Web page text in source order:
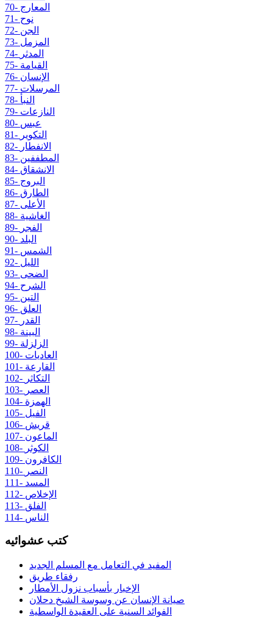
70- المعارج
71- نوح
72- الجن
73- المزمل
74- المدثر
75- القيامة
76- الإنسان
77- المرسلات
78- النبأ
79- النازعات
80- عبس
81- التكوير
82- الانفطار
83- المطففين
84- الانشقاق
85- البروج
86- الطارق
87- الأعلى
88- الغاشية
89- الفجر
90- البلد
91- الشمس
92- الليل
93- الضحى
94- الشرح
95- التين
96- العلق
97- القدر
98- البينة
99- الزلزلة
100- العاديات
101- القارعة
102- التكاثر
103- العصر
104- الهمزة
105- الفيل
106- قريش
107- الماعون
108- الكوثر
109- الكافرون
110- النصر
111- المسد
112- الإخلاص
113- الفلق
114- الناس
كتب عشوائيه
المفيد في التعامل مع المسلم الجديد
رفقاء طريق
الإخبار بأسباب نزول الأمطار
صيانة الإنسان عن وسوسة الشيخ دحلان
الفوائد السنية على العقيدة الواسطية